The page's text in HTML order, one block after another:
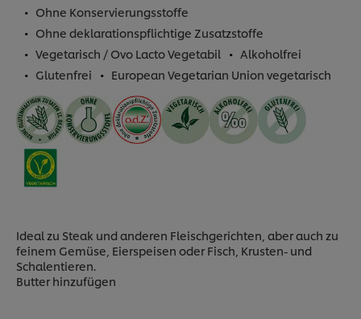
Ohne Konservierungsstoffe
Ohne deklarationspflichtige Zusatzstoffe
Vegetarisch / Ovo Lacto Vegetabil
Alkoholfrei
Glutenfrei
European Vegetarian Union vegetarisch
Ideal zu Steak und anderen Fleischgerichten, aber auch zu
feinem Gemüse, Eierspeisen oder Fisch, Krusten- und
Schalentieren.
Butter hinzufügen